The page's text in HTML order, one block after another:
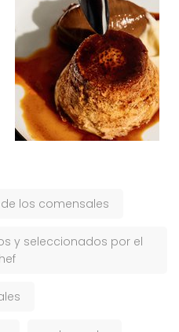
los comensales
y seleccionados por el